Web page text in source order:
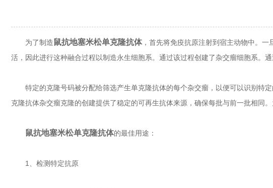
为了制造鼠抗地塞米松单克隆抗体，首先将免疫抗原注射到宿主动物中。
活，因此进行这种融合过程以制造永生细胞系。通过该过程创建了杂交瘤细胞系。
特定的克隆号码被分配给筛选产生单克隆抗体的每个杂交瘤，以便可以识别特
克隆抗体杂交瘤克隆的创建提供了稳定的可再生抗体来源，确保每批与前一批相同
鼠抗地塞米松单克隆抗体的最佳用途：
1、检测特定抗原